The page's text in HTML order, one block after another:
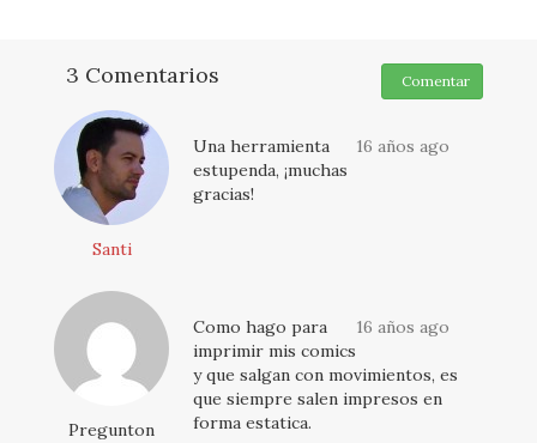
3 Comentarios Comentar
Santi
16 años ago
Una herramienta
estupenda, ¡muchas
gracias!
Pregunton
16 años ago
Como hago para
imprimir mis comics
y que salgan con movimientos, es
que siempre salen impresos en
forma estatica.